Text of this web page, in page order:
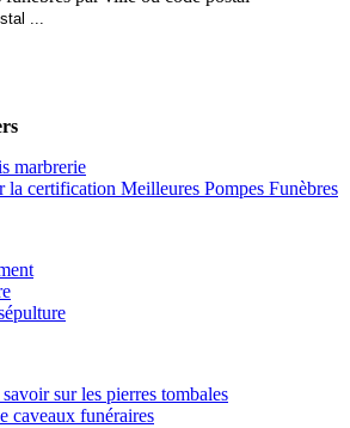
marbrerie
la certification Meilleures Pompes Funèbres
sur les pierres tombales
caveaux funéraires